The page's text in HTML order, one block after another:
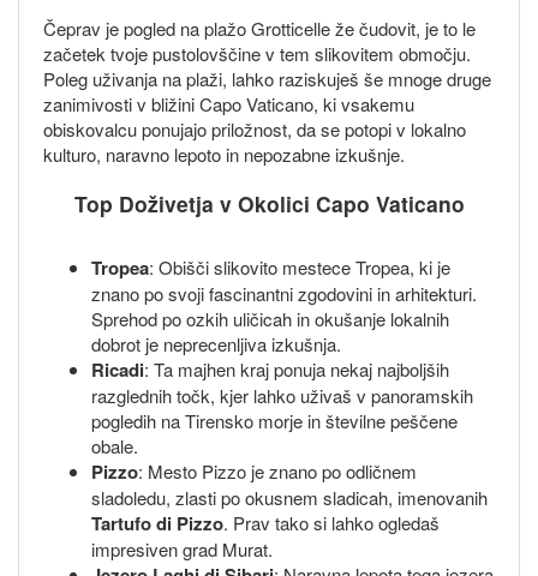
Čeprav je pogled na plažo Grotticelle že čudovit, je to le
začetek tvoje pustolovščine v tem slikovitem območju.
Poleg uživanja na plaži, lahko raziskuješ še mnoge druge
zanimivosti v bližini Capo Vaticano, ki vsakemu
obiskovalcu ponujajo priložnost, da se potopi v lokalno
kulturo, naravno lepoto in nepozabne izkušnje.
Top Doživetja v Okolici Capo Vaticano
Tropea: Obišči slikovito mestece Tropea, ki je
znano po svoji fascinantni zgodovini in arhitekturi.
Sprehod po ozkih uličicah in okušanje lokalnih
dobrot je neprecenljiva izkušnja.
Ricadi: Ta majhen kraj ponuja nekaj najboljših
razglednih točk, kjer lahko uživaš v panoramskih
pogledih na Tirensko morje in številne peščene
obale.
Pizzo: Mesto Pizzo je znano po odličnem
sladoledu, zlasti po okusnem sladicah, imenovanih
Tartufo di Pizzo. Prav tako si lahko ogledaš
impresiven grad Murat.